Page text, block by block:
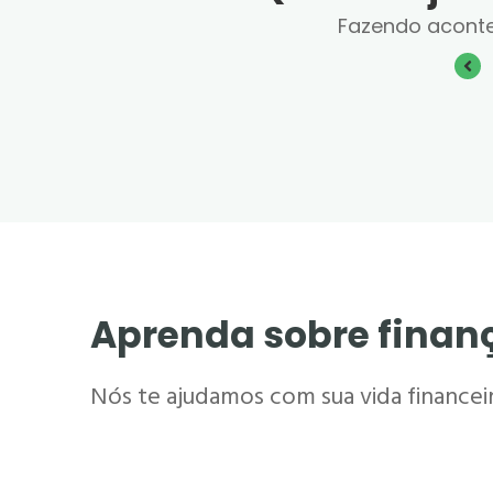
Fazendo
Aprenda sobre
Nós te ajudamos com sua vida